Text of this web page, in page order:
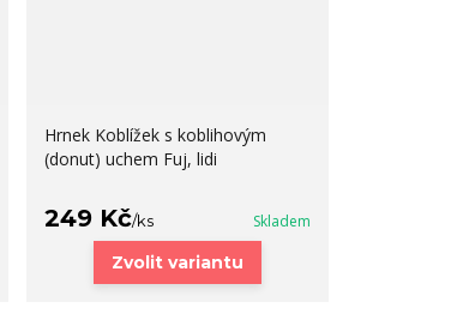
Hrnek Koblížek s koblihovým
(donut) uchem Fuj, lidi
249 Kč/ks Skladem
Zvolit variantu